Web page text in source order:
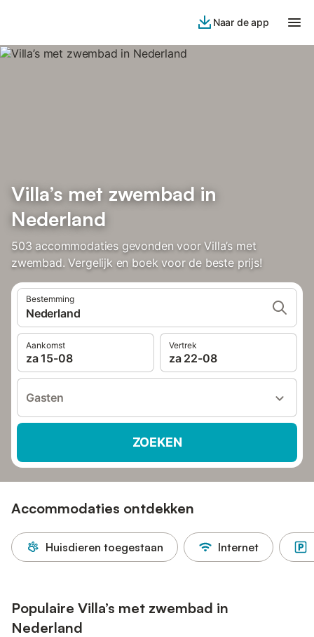
Naar de app
Villa’s met zwembad in
Nederland
503 accommodaties gevonden voor Villa’s met
zwembad. Vergelijk en boek voor de beste prijs!
Bestemming
Nederland
Aankomst
za 15-08
Vertrek
za 22-08
Gasten
ZOEKEN
Accommodaties ontdekken
Huisdieren toegestaan Internet
Populaire Villa’s met zwembad in
Nederland